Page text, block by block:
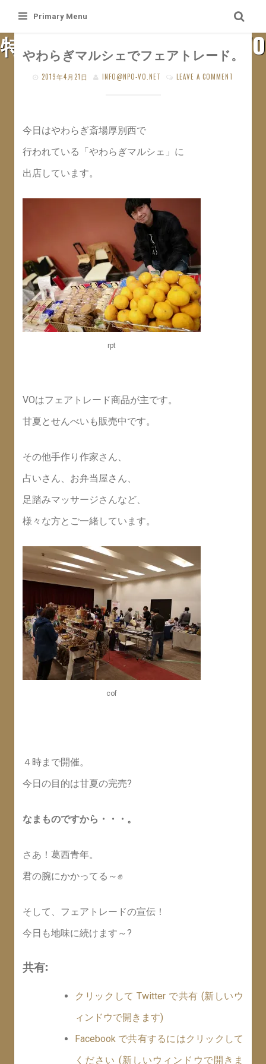
content
Primary Menu
特定非営利活動法人 札幌VO
やわらぎマルシェでフェアトレード。
2019年4月21日 INFO@NPO-VO.NET LEAVE A COMMENT
今日はやわらぎ斎場厚別西で
行われている「やわらぎマルシェ」に
出店しています。
rpt
VOはフェアトレード商品が主です。
甘夏とせんべいも販売中です。
その他手作り作家さん、
占いさん、お弁当屋さん、
足踏みマッサージさんなど、
様々な方とご一緒しています。
cof
４時まで開催。
今日の目的は甘夏の完売?
なまものですから・・・。
さあ！葛西青年。
君の腕にかかってる～✊
そして、フェアトレードの宣伝！
今日も地味に続けます～?
共有:
クリックして Twitter で共有 (新しいウ
ィンドウで開きます)
Facebook で共有するにはクリックして
ください (新しいウィンドウで開きま